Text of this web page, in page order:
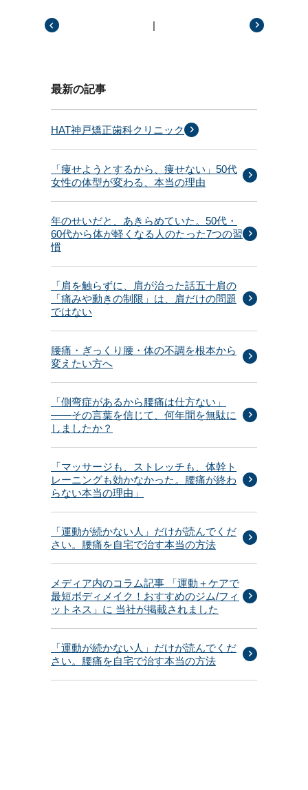
|
最新の記事
HAT神戸矯正歯科クリニック
「痩せようとするから、痩せない」50代
女性の体型が変わる、本当の理由
年のせいだと、あきらめていた。50代・
60代から体が軽くなる人のたった7つの習
慣
「肩を触らずに、肩が治った話五十肩の
「痛みや動きの制限」は、肩だけの問題
ではない
腰痛・ぎっくり腰・体の不調を根本から
変えたい方へ
「側弯症があるから腰痛は仕方ない」
——その言葉を信じて、何年間を無駄に
しましたか？
「マッサージも、ストレッチも、体幹ト
レーニングも効かなかった。腰痛が終わ
らない本当の理由」
「運動が続かない人」だけが読んでくだ
さい。腰痛を自宅で治す本当の方法
メディア内のコラム記事 「運動＋ケアで
最短ボディメイク！おすすめのジム/フィ
ットネス」に 当社が掲載されました
「運動が続かない人」だけが読んでくだ
さい。腰痛を自宅で治す本当の方法